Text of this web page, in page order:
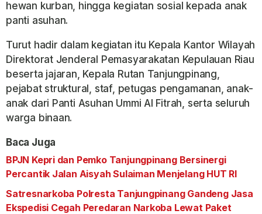
hewan kurban, hingga kegiatan sosial kepada anak
panti asuhan.
Turut hadir dalam kegiatan itu Kepala Kantor Wilayah
Direktorat Jenderal Pemasyarakatan Kepulauan Riau
beserta jajaran, Kepala Rutan Tanjungpinang,
pejabat struktural, staf, petugas pengamanan, anak-
anak dari Panti Asuhan Ummi Al Fitrah, serta seluruh
warga binaan.
Baca Juga
BPJN Kepri dan Pemko Tanjungpinang Bersinergi
Percantik Jalan Aisyah Sulaiman Menjelang HUT RI
Satresnarkoba Polresta Tanjungpinang Gandeng Jasa
Ekspedisi Cegah Peredaran Narkoba Lewat Paket